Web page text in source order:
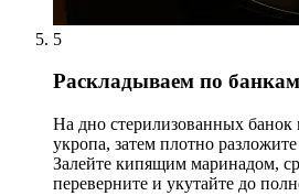
5
Раскладываем по банкам
На дно стерилизованных банок
укропа, затем плотно
Залейте кипящим маринадом,
переверните и укутайте до